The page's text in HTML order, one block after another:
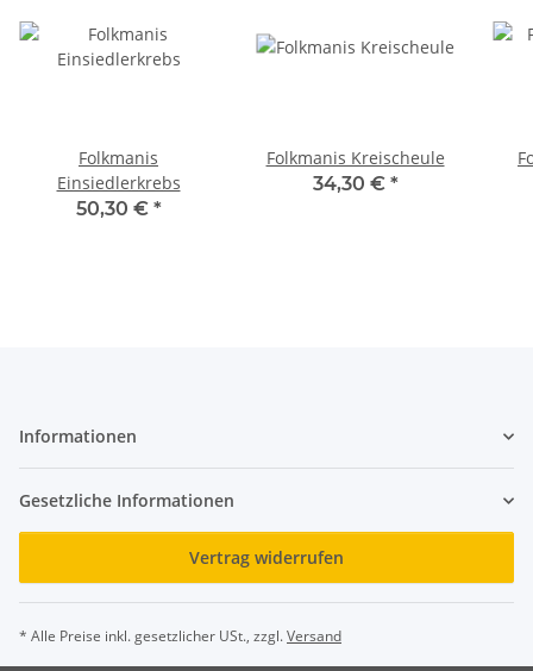
Folkmanis
Einsiedlerkrebs
50,30 € *
Folkmanis Kreischeule
34,30 € *
Informationen
Gesetzliche Informationen
Vertrag widerrufen
* Alle Preise inkl. gesetzlicher USt., zzgl.Versand